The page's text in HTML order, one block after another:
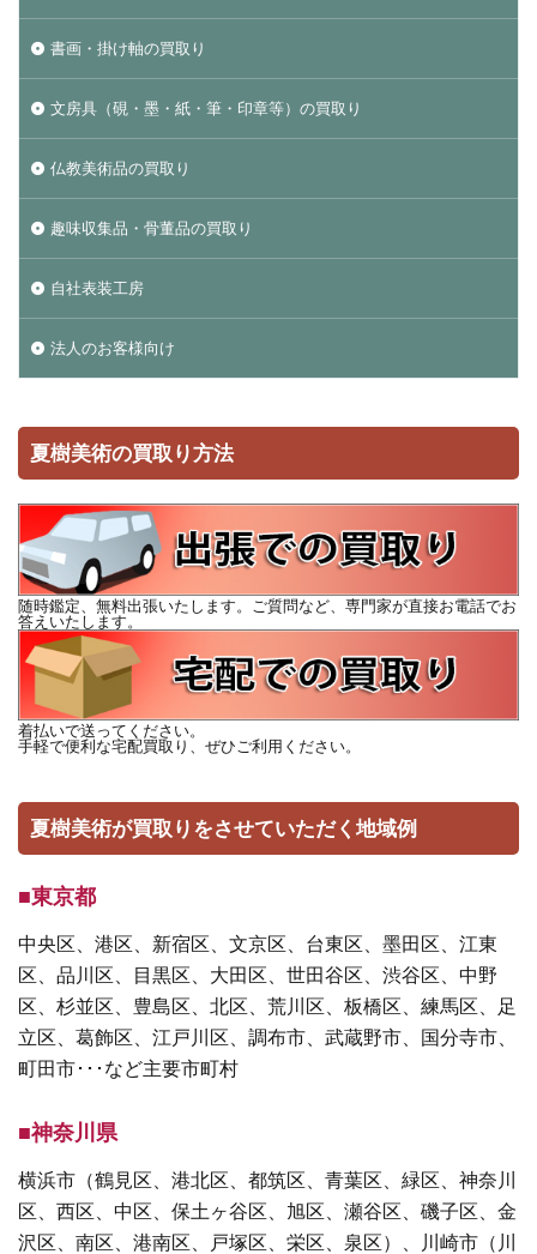
書画・掛け軸の買取り
文房具（硯・墨・紙・筆・印章等）の買取り
仏教美術品の買取り
趣味収集品・骨董品の買取り
自社表装工房
法人のお客様向け
夏樹美術の買取り方法
随時鑑定、無料出張いたします。ご質問など、専門家が直接お電話でお
答えいたします。
着払いで送ってください。
手軽で便利な宅配買取り、ぜひご利用ください。
夏樹美術が買取りをさせていただく地域例
■東京都
中央区、港区、新宿区、文京区、台東区、墨田区、江東
区、品川区、目黒区、大田区、世田谷区、渋谷区、中野
区、杉並区、豊島区、北区、荒川区、板橋区、練馬区、足
立区、葛飾区、江戸川区、調布市、武蔵野市、国分寺市、
町田市･･･など主要市町村
■神奈川県
横浜市（鶴見区、港北区、都筑区、青葉区、緑区、神奈川
区、西区、中区、保土ヶ谷区、旭区、瀬谷区、磯子区、金
沢区、南区、港南区、戸塚区、栄区、泉区）、川崎市（川